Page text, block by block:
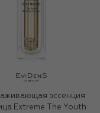
эссенция
Extreme The Youth